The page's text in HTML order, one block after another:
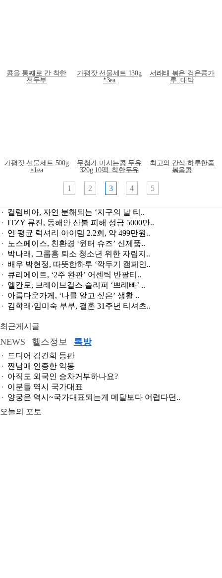
콩을 통째로 간 착한
전두부
가평잣 선물세트 130g
*3ea
서래태 볶은 검은콩가
루..대박
가평잣 선물세트 500g
×1ea
무첨가 마시는콩 두유
320g 10팩_착한두유
최고의 간식 하루한줌
볶음콩
1 2 3 4 5
컬럼비아, 자연 분해되는 ‘지구의 날 티..
ITZY 류진, 동해안 산불 피해 성금 5000만..
연 평균 럭셔리 아이템 2.2회, 약 499만원..
노스페이스, 친환경 ‘윈터 슈즈’ 신제품..
박나래, 그룹홈 퇴소 청소년 위한 자립지..
배우 박현정, 따뜻한하루 ‘깍두기 캠페인..
큐리에이트, ‘2주 완판’ 어센틱 반팔티..
엘칸토, 브레이브걸스 슬리퍼 ‘쁘레빠’ ..
아름다운가게, ‘나를 알고 싶은’ 생활 ..
김학래·임미숙 부부, 결혼 31주년 티셔츠..
최근게시글
NEWS 헬스정보 톡방
드디어 김건희 등판
찐남매 인증한 악동
아직도 외국인 승차거부하나요?
이분들 역시 국가대표
양궁은 역시~국가대표되는게 메달보다 어렵다던..
오늘의 포토